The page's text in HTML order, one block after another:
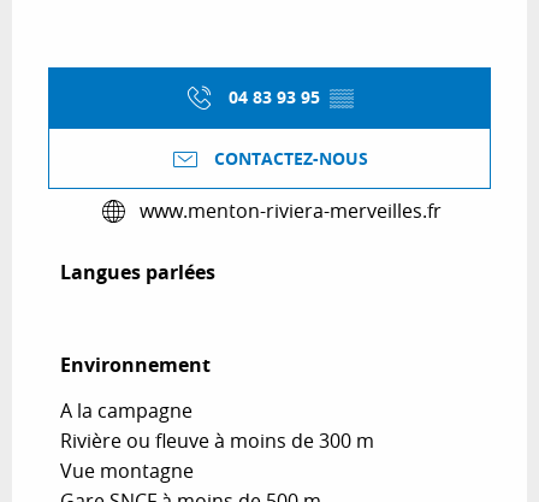
04 83 93 95 ▒▒
CONTACTEZ-NOUS
www.menton-riviera-merveilles.fr
Langues parlées
Langues parlées
Environnement
Environnement
A la campagne
Rivière ou fleuve à moins de 300 m
Vue montagne